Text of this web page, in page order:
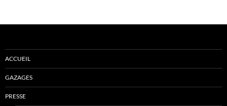
ACCUEIL
GAZAGES
PRESSE